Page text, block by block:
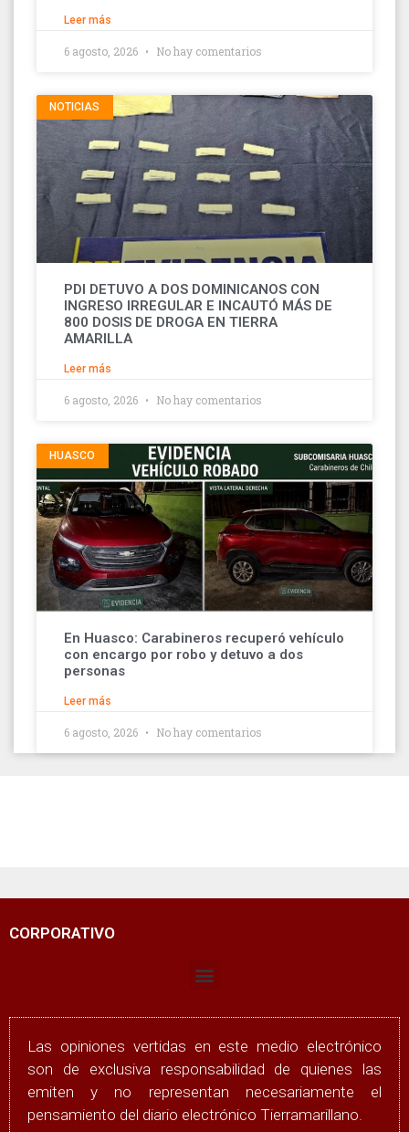
Leer más
6 agosto, 2026 No hay comentarios
NOTICIAS
PDI DETUVO A DOS DOMINICANOS CON
INGRESO IRREGULAR E INCAUTÓ MÁS DE
800 DOSIS DE DROGA EN TIERRA
AMARILLA
Leer más
6 agosto, 2026 No hay comentarios
HUASCO
En Huasco: Carabineros recuperó vehículo
con encargo por robo y detuvo a dos
personas
Leer más
6 agosto, 2026 No hay comentarios
CORPORATIVO
Las opiniones vertidas en este medio electrónico
son de exclusiva responsabilidad de quienes las
emiten y no representan necesariamente el
pensamiento del diario electrónico Tierramarillano.